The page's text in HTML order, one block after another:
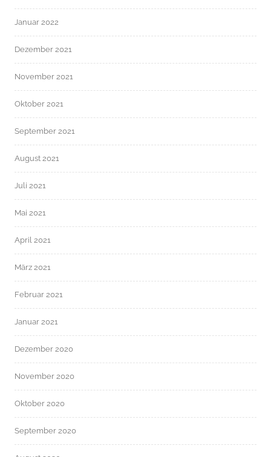
Januar 2022
Dezember 2021
November 2021
Oktober 2021
September 2021
August 2021
Juli 2021
Mai 2021
April 2021
März 2021
Februar 2021
Januar 2021
Dezember 2020
November 2020
Oktober 2020
September 2020